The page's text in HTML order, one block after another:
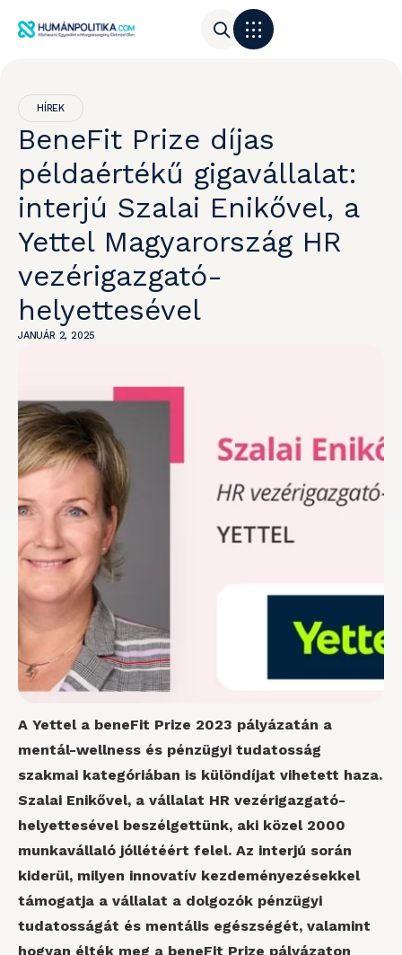
HÍREK
BeneFit Prize díjas
példaértékű gigavállalat:
interjú Szalai Enikővel, a
Yettel Magyarország HR
vezérigazgató-
helyettesével
JANUÁR 2, 2025
A Yettel a beneFit Prize 2023 pályázatán a
mentál-wellness és pénzügyi tudatosság
szakmai kategóriában is különdíjat vihetett haza.
Szalai Enikővel, a vállalat HR vezérigazgató-
helyettesével beszélgettünk, aki közel 2000
munkavállaló jóllétéért felel. Az interjú során
kiderül, milyen innovatív kezdeményezésekkel
támogatja a vállalat a dolgozók pénzügyi
tudatosságát és mentális egészségét, valamint
hogyan élték meg a beneFit Prize pályázaton